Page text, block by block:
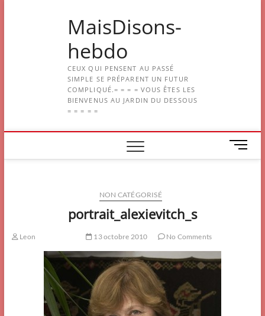
MaisDisons-
hebdo
CEUX QUI PENSENT AU PASSÉ
SIMPLE SE PRÉPARENT UN FUTUR
COMPLIQUÉ.= = = = VOUS ÊTES LES
BIENVENUS AU JARDIN DU DESSOUS
= = = = =
M
e
NON CATÉGORISÉ
portrait_alexievitch_s
Leon 13 octobre 2010 No Comments